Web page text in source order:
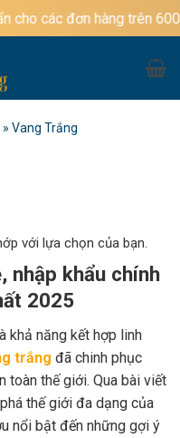
các đơn hàng trên
» Vang Trắng
với lựa chọn của bạn.
nhập khẩu chính
2025
khả năng kết hợp linh
trắng đã chinh phục
toàn thế giới. Qua bài viết
thế giới đa dạng của
nổi bật đến những gợi ý